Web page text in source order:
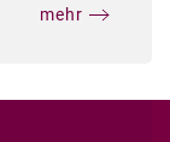
mehr